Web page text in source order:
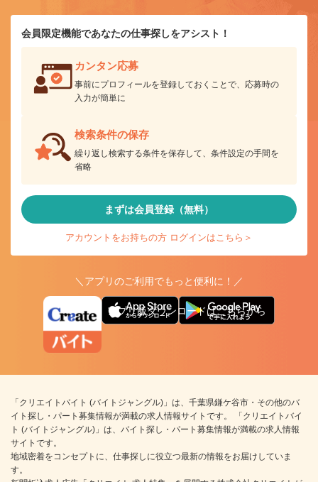
会員限定機能であなたの仕事探しをアシスト！
カンタン応募
事前にプロフィールを登録しておくことで、応募時の
入力が簡単に
検索条件の保存
繰り返し検索する条件を保存して、条件設定の手間を
省略
まずは会員登録（無料）
アカウントをお持ちの方 ログインはこちら＞
＼アプリのご利用でもっと便利に！／
アプリ版ダウンロードはこちらから
「クリエイトバイト (バイトジャングル)」は、千葉県鎌ケ谷市・その他のバ
イト探し・パート募集情報が満載の求人情報サイトです。 「クリエイトバイ
ト (バイトジャングル)」は、バイト探し・パート募集情報が満載の求人情報
サイトです。
地域密着をコンセプトに、仕事探しに役立つ最新の情報をお届けしていま
す。